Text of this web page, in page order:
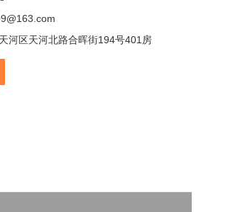
河区天河北路合晖街194号401房